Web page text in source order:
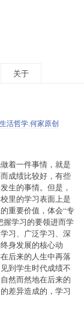
关于
生活哲学,何家原创
着一件事情，就是
成绩比较好，有些
生的事情。但是，
里的学习表面上是
重要价值，体会“专
握学习的要领进而学
习、广泛学习、深
身发展的核心动
后来的人生中再落
到学生时代成绩不
然而然地在后来的
差异造成的，学习